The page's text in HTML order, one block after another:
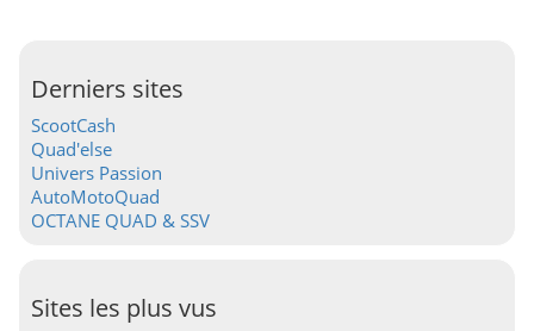
Derniers sites
ScootCash
Quad'else
Univers Passion
AutoMotoQuad
OCTANE QUAD & SSV
Sites les plus vus